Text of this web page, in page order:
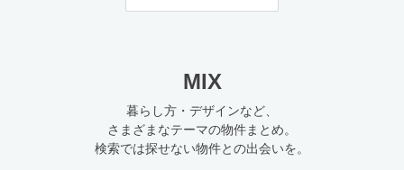
MIX
暮らし方・デザインなど、
さまざまなテーマの物件まとめ。
検索では探せない物件との出会いを。